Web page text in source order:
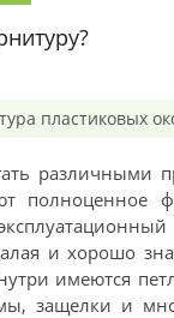
пластиковых
различными
полноценное
и хорошо
имеются
защелки и